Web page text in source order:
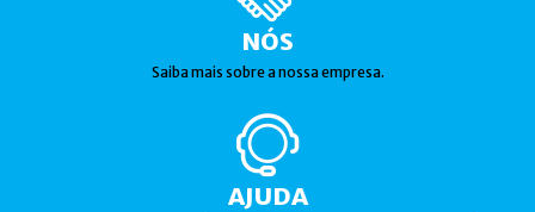
NÓS
Saiba mais sobre a nossa empresa.
AJUDA